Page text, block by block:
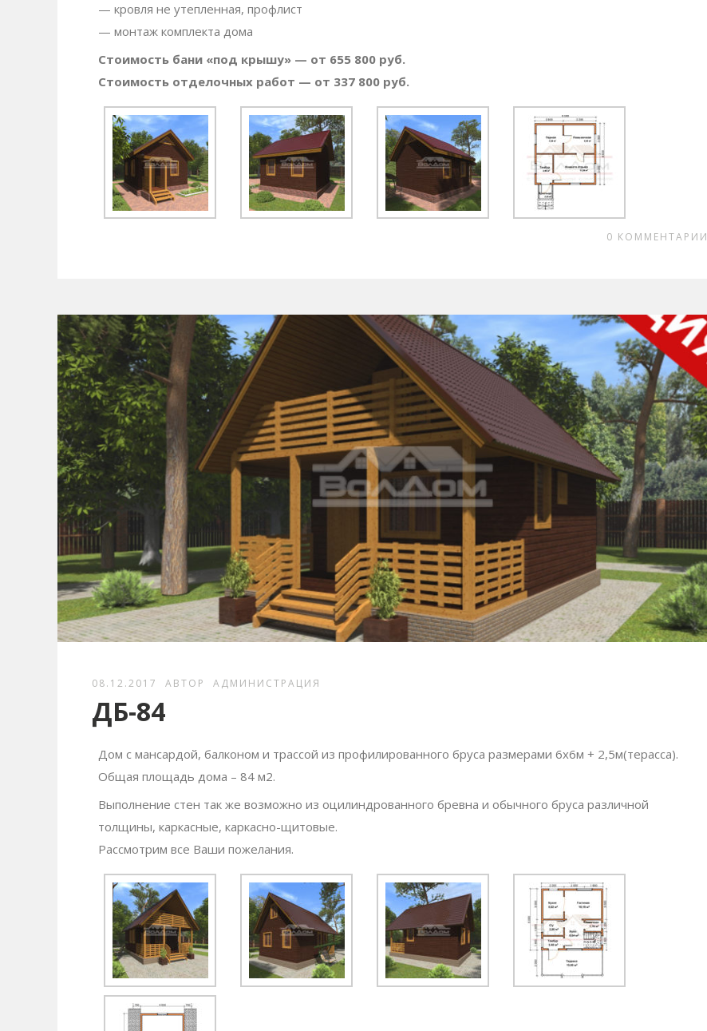
— кровля не утепленная, профлист
— монтаж комплекта дома
Стоимость бани «под крышу» — от 655 800 руб.
Стоимость отделочных работ — от 337 800 руб.
0 КОММЕНТАРИИ
08.12.2017 АВТОР АДМИНИСТРАЦИЯ
ДБ-84
Дом с мансардой, балконом и трассой из профилированного бруса размерами 6х6м + 2,5м(терасса).
Общая площадь дома – 84 м2.
Выполнение стен так же возможно из оцилиндрованного бревна и обычного бруса различной
толщины, каркасные, каркасно-щитовые.
Рассмотрим все Ваши пожелания.